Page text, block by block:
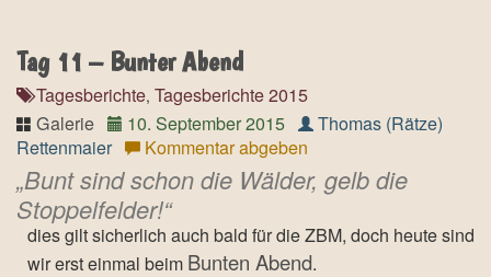
Tag 11 – Bunter Abend
Tagesberichte, Tagesberichte 2015
Galerie
10. September 2015
Thomas (Rätze)
Rettenmaier
Kommentar abgeben
Bunt sind schon die Wälder, gelb die
Stoppelfelder!
dies gilt sicherlich auch bald für die ZBM, doch heute sind
wir erst einmal beim Bunten Abend.